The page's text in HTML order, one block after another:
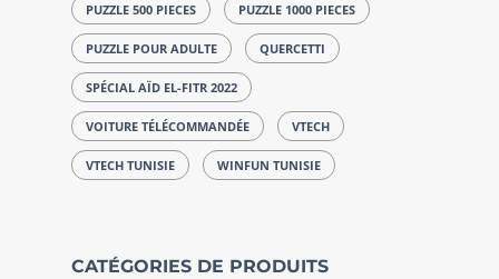
PUZZLE 500 PIECES PUZZLE 1000 PIECES
PUZZLE POUR ADULTE QUERCETTI
SPÉCIAL AÏD EL-FITR 2022
VOITURE TÉLÉCOMMANDÉE VTECH
VTECH TUNISIE WINFUN TUNISIE
CATÉGORIES DE PRODUITS